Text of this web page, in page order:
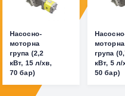
Насосно-
моторна
група (2,2
кВт, 15 л/хв,
70 бар)
моторна
група
кВт, 5 л/
50 бар)